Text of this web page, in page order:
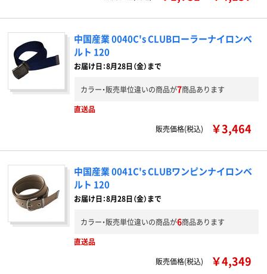
中国産業 0040C's CLUBローラーナイロンベ
ルト 120
お届け日：8月28日（金）まで
カラー・販売単位違いの商品が7商品あります
直送品
販売価格(税込)
￥3,464
中国産業 0041C's CLUBワンピンナイロンベ
ルト 120
お届け日：8月28日（金）まで
カラー・販売単位違いの商品が6商品あります
直送品
販売価格(税込)
￥4,349